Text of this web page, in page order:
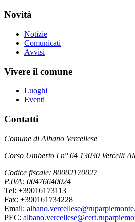
Novità
Notizie
Comunicati
Avvisi
Vivere il comune
Luoghi
Eventi
Contatti
Comune di Albano Vercellese
Corso Umberto I n° 64 13030 Vercelli
Codice fiscale: 80002170027
P.IVA: 00476640024
Tel: +39016173113
Fax: +390161734228
Email:
PEC: